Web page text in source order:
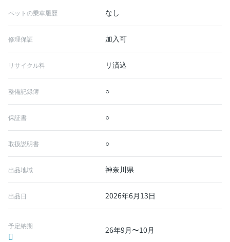
ペットの乗車履歴 なし
修理保証 加入可
リサイクル料 リ済込
整備記録簿 ○
保証書 ○
取扱説明書 ○
出品地域 神奈川県
出品日 2026年6月13日
予定納期 26年9月〜10月